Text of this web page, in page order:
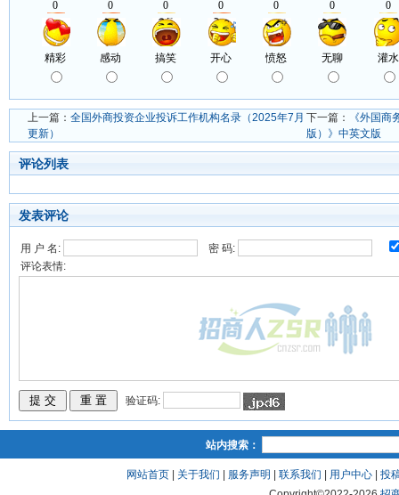
上一篇： 全国外商投资企业投诉工作机构名录（2025年7月
更新）
下一篇：
《外国
版）》中英文版
评论列表
发表评论
用 户 名:
密 码:
评论表情:
验证码:
站内搜索：
网站首页 关于我们 服务声明 联系我们 用户中心
投